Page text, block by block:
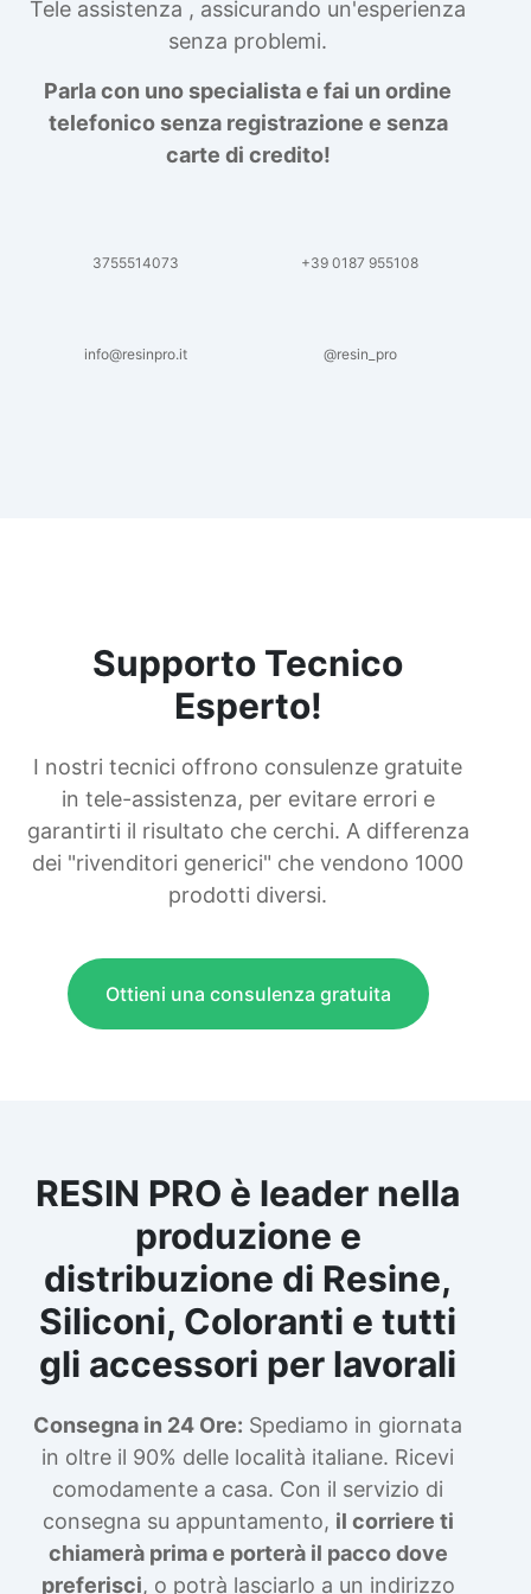
Tele assistenza , assicurando un'esperienza
senza problemi.
Parla con uno specialista e fai un ordine
telefonico senza registrazione e senza
carte di credito!
3755514073 +39 0187 955108
info@resinpro.it @resin_pro
Supporto Tecnico
Esperto!
I nostri tecnici offrono consulenze gratuite
in tele-assistenza, per evitare errori e
garantirti il risultato che cerchi. A differenza
dei "rivenditori generici" che vendono 1000
prodotti diversi.
Ottieni una consulenza gratuita
RESIN PRO è leader nella
produzione e
distribuzione di Resine,
Siliconi, Coloranti e tutti
gli accessori per lavorali
Consegna in 24 Ore: Spediamo in giornata
in oltre il 90% delle località italiane. Ricevi
comodamente a casa. Con il servizio di
consegna su appuntamento, il corriere ti
chiamerà prima e porterà il pacco dove
preferisci, o potrà lasciarlo a un indirizzo